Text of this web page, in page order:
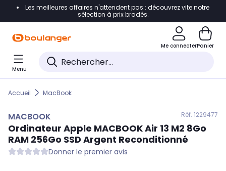
Accéder directement à la navigation
Accéder directement au pied de page
Accéder directement au chatbot
Les meilleures affaires n'attendent pas : découvrez vite notre
sélection à prix bradés.
Me connecterPanier
Menu
Accueil MacBook
MACBOOK Réf. 1229477
Ordinateur Apple MACBOOKAir 13 M2 8Go
RAM 256Go SSD Argent Reconditionné
Donner le premier avis